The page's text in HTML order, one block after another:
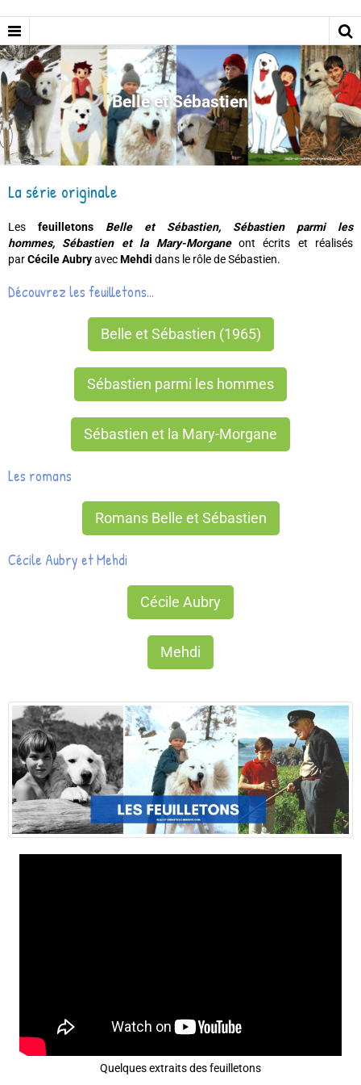
Belle et Sébastien
La série originale
Les feuilletons Belle et Sébastien, Sébastien parmi les
hommes, Sébastien et la Mary-Morgane ont
écrits et réalisés
parCécile AubryavecMehdi dans le rôle de Sébastien.
Découvrez les feuilletons...
Belle et Sébastien (1965)
Sébastien parmi les hommes
Sébastien et la Mary-Morgane
Les romans
Romans Belle et Sébastien
Cécile Aubry et Mehdi
Cécile Aubry
Mehdi
Quelques extraits des feuilletons